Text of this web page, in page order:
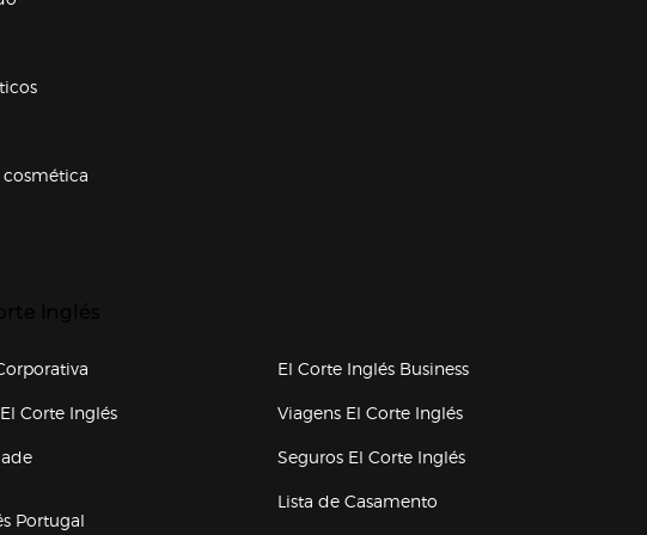
Corte Inglés(abre en nueva ventana)
Portugal
El Corte Inglés Business
Viagens El Corte Inglés(abre en nueva ventana)
Seguros El Corte Inglés(abre en nueva ventana)
Lista de Casamento